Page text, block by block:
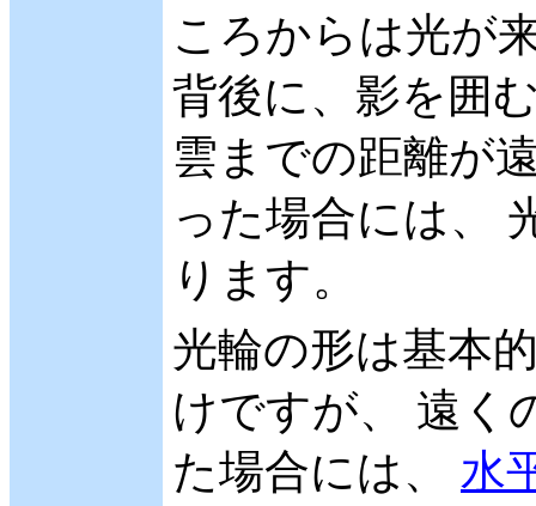
ころからは光が
背後に、影を囲
雲までの距離が
った場合には、
ります。
光輪の形は基本
けですが、 遠く
た場合には、 水